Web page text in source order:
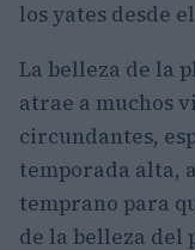
los yates desde
La belleza de la
atrae a muchos
circundantes,
temporada alta,
temprano para
de la belleza del